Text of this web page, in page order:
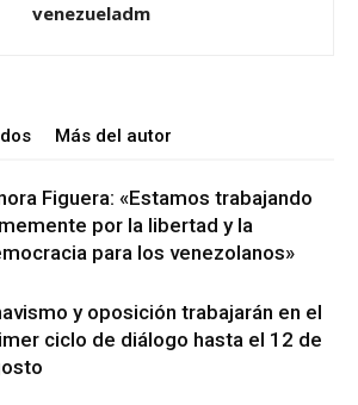
venezueladm
Más del autor
Figuera: «Estamos trabajando
por la libertad y la
para los venezolanos»
y oposición trabajarán en el
ciclo de diálogo hasta el 12 de